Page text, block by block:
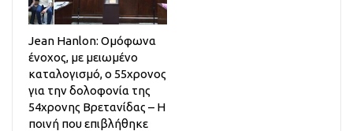
Jean Hanlon: Ομόφωνα
ένοχος, με μειωμένο
καταλογισμό, ο 55χρονος
για την δολοφονία της
54χρονης Βρετανίδας – Η
ποινή που επιβλήθηκε